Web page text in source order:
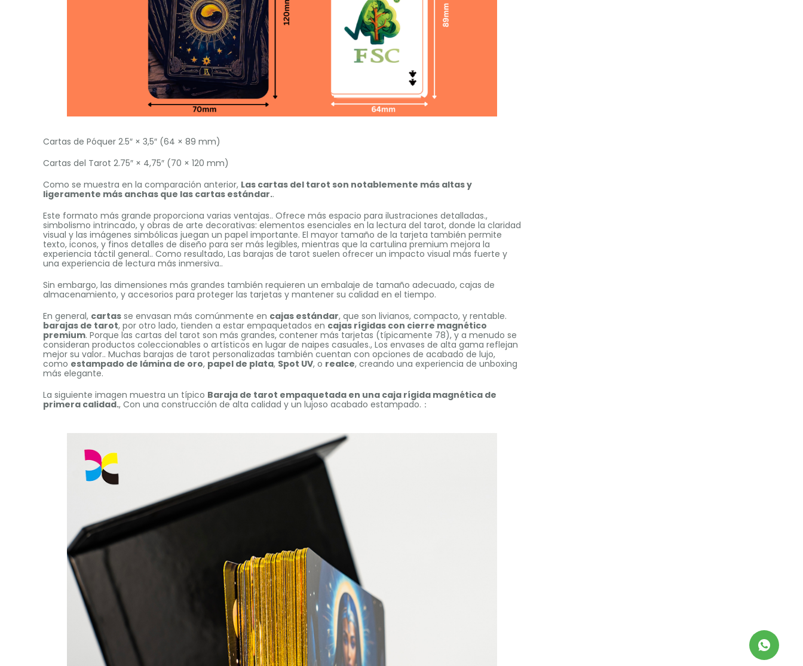
Cartas de Póquer 2.5″ × 3,5″ (64 × 89 mm)
Cartas del Tarot 2.75″ × 4,75″ (70 × 120 mm)
Como se muestra en la comparación anterior, Las cartas del tarot son notablemente más altas y
ligeramente más anchas que las cartas estándar..
Este formato más grande proporciona varias ventajas.. Ofrece más espacio para ilustraciones detalladas.,
simbolismo intrincado, y obras de arte decorativas: elementos esenciales en la lectura del tarot, donde la claridad
visual y las imágenes simbólicas juegan un papel importante. El mayor tamaño de la tarjeta también permite
texto, iconos, y finos detalles de diseño para ser más legibles, mientras que la cartulina premium mejora la
experiencia táctil general.. Como resultado, Las barajas de tarot suelen ofrecer un impacto visual más fuerte y
una experiencia de lectura más inmersiva..
Sin embargo, las dimensiones más grandes también requieren un embalaje de tamaño adecuado, cajas de
almacenamiento, y accesorios para proteger las tarjetas y mantener su calidad en el tiempo.
En general, cartas se envasan más comúnmente en cajas estándar, que son livianos, compacto, y rentable.
barajas de tarot, por otro lado, tienden a estar empaquetados en cajas rígidas con cierre magnético
premium. Porque las cartas del tarot son más grandes, contener más tarjetas (típicamente 78), y a menudo se
consideran productos coleccionables o artísticos en lugar de naipes casuales., Los envases de alta gama reflejan
mejor su valor.. Muchas barajas de tarot personalizadas también cuentan con opciones de acabado de lujo,
como estampado de lámina de oro, papel de plata, Spot UV, o realce, creando una experiencia de unboxing
más elegante.
La siguiente imagen muestra un típico Baraja de tarot empaquetada en una caja rígida magnética de
primera calidad., Con una construcción de alta calidad y un lujoso acabado estampado.：